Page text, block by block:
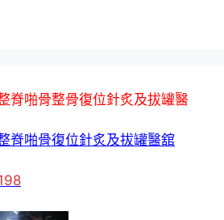
脊啪骨整骨復位針炙及拔罐醫
脊啪骨復位針炙及拔罐醫舘